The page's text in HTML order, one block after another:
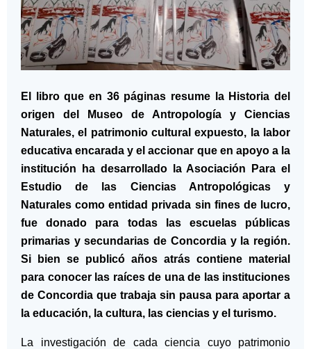
El libro que en 36 páginas resume la Historia del
origen del Museo de Antropología y Ciencias
Naturales, el patrimonio cultural expuesto, la labor
educativa encarada y el accionar que en apoyo a la
institución ha desarrollado la Asociación Para el
Estudio de las Ciencias Antropológicas y
Naturales como entidad privada sin fines de lucro,
fue donado para todas las escuelas públicas
primarias y secundarias de Concordia y la región.
Si bien se publicó años atrás contiene material
para conocer las raíces de una de las instituciones
de Concordia que trabaja sin pausa para aportar a
la educación, la cultura, las ciencias y el turismo.
La investigación de cada ciencia cuyo patrimonio